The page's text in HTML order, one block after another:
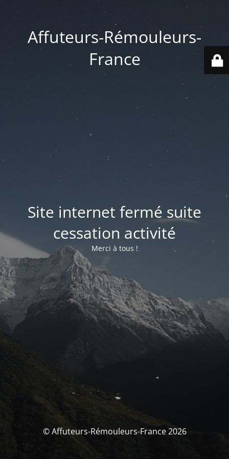
Affuteurs-Rémouleurs-
France
Site internet fermé suite
cessation activité
Merci à tous !
© Affuteurs-Rémouleurs-France 2026